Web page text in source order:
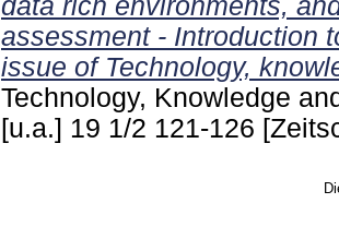
assessment - Introduction
issue of Technology,
Technology, Knowledge
[u.a.] 19 1/2 121-126